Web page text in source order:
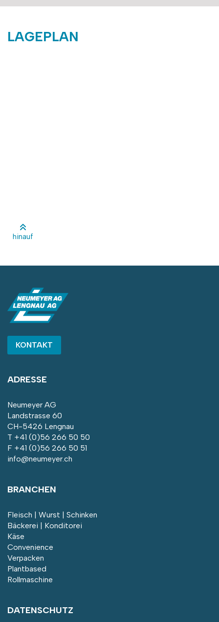
LAGEPLAN
hinauf
KONTAKT
ADRESSE
Neumeyer AG
Landstrasse 60
CH-5426 Lengnau
T +41 (0)56 266 50 50
F +41 (0)56 266 50 51
info@neumeyer.ch
BRANCHEN
Fleisch | Wurst | Schinken
Bäckerei | Konditorei
Käse
Convenience
Verpacken
Plantbased
Rollmaschine
DATENSCHUTZ